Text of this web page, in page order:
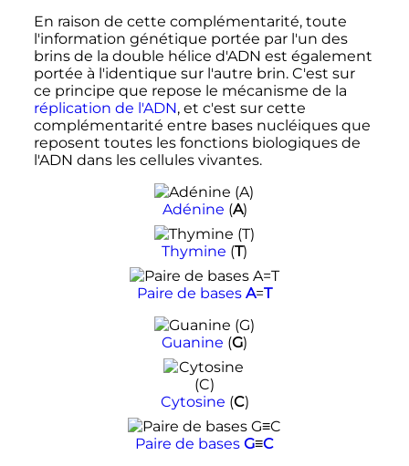
En raison de cette complémentarité, toute
l'information génétique portée par l'un des
brins de la double hélice d'ADN est également
portée à l'identique sur l'autre brin. C'est sur
ce principe que repose le mécanisme de la
réplication de l'ADN, et c'est sur cette
complémentarité entre bases nucléiques que
reposent toutes les fonctions biologiques de
l'ADN dans les cellules vivantes.
Adénine (A)
Thymine (T)
Paire de bases A=T
Guanine (G)
Cytosine (C)
Paire de bases G≡C